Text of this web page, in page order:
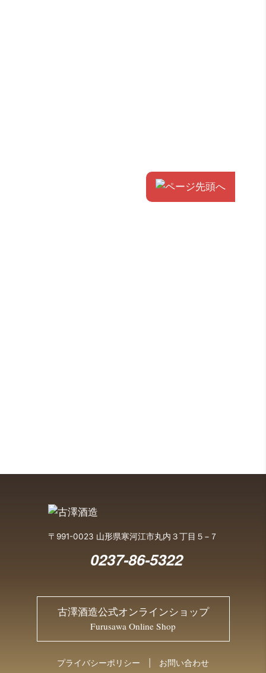
〒991-0023 山形県寒河江市丸内３丁目５−７
0237-86-5322
古澤酒造公式オンラインショップ
Furusawa Online Shop
プライバシーポリシー お問い合わせ